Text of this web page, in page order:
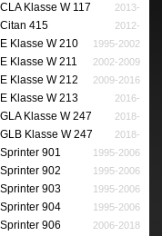
CLA Klasse W 117 2013-
Citan 415 2012-
E Klasse W 210 1995-2002
E Klasse W 211 2002-2009
E Klasse W 212 2009-2016
E Klasse W 213 2016-
GLA Klasse W 247 2018-
GLB Klasse W 247 2018-
Sprinter 901 1995-2006
Sprinter 902 1995-2006
Sprinter 903 1995-2006
Sprinter 904 1995-2006
Sprinter 906 2006-2018